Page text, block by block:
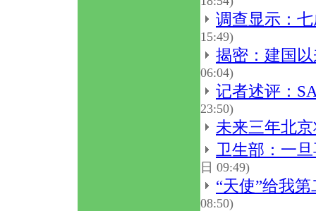
调查显示：
15:49)
揭密：建国
06:04)
记者述评：
23:50)
未来三年北
卫生部：一
日 09:49)
“天使”给我
08:50)